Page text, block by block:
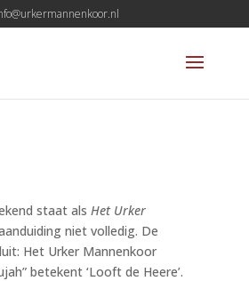
staat als Het Urker
niet volledig. De
Het Urker Mannenkoor
betekent ‘Looft de Heere’.